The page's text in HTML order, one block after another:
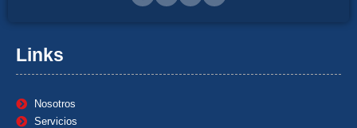
Links
Nosotros
Servicios